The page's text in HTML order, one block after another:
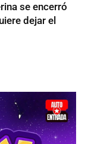
se encerró
dejar el